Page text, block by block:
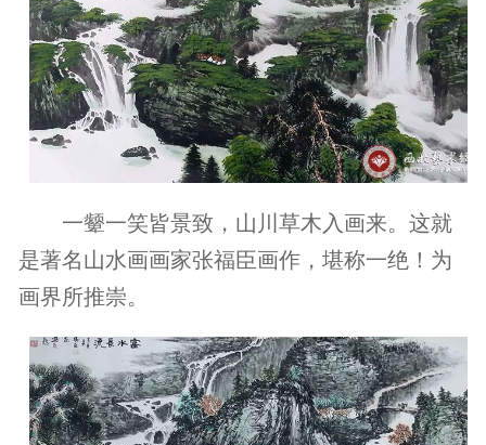
一颦一笑皆景致，山川草木入画来。这就
是著名山水画画家张福臣画作，堪称一绝！为
画界所推崇。